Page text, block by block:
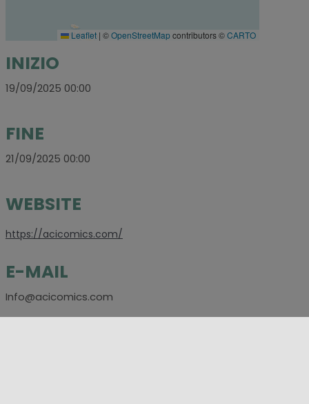
Leaflet | ©OpenStreetMapcontributors ©CARTO
INIZIO
19/09/2025 00:00
FINE
21/09/2025 00:00
WEBSITE
https://acicomics.com/
E-MAIL
Info@acicomics.com